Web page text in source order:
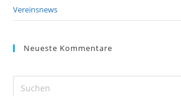
Vereinsnews
Neueste Kommentare